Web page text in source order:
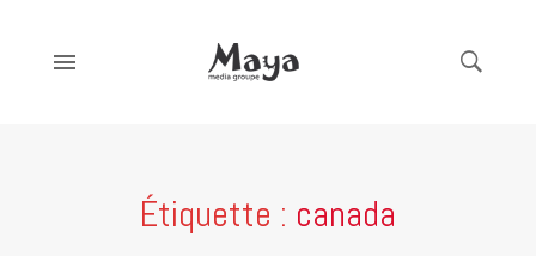
Étiquette : canada